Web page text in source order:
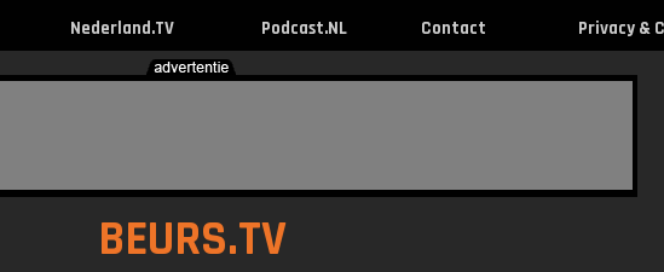
Nederland.TV Podcast.NL Contact Privacy &
BEURS.TV